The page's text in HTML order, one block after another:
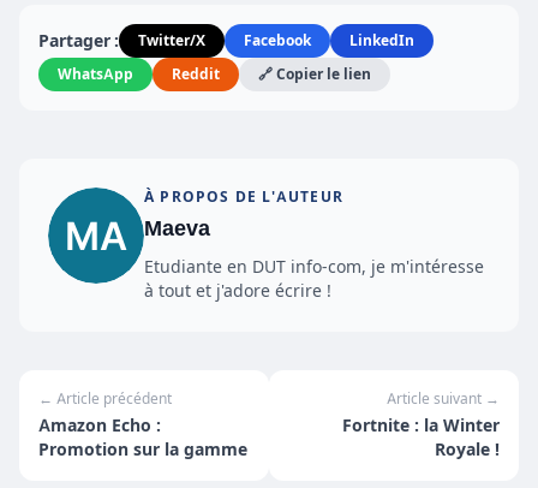
Partager : Twitter/X Facebook
LinkedIn
WhatsApp
Reddit 🔗 Copier le lien
À PROPOS DE L'AUTEUR
Maeva
Etudiante en DUT info-com, je m'intéresse
à tout et j'adore écrire !
← Article précédent
Amazon Echo :
Promotion sur la gamme
Article suivant →
Fortnite : la Winter
Royale !